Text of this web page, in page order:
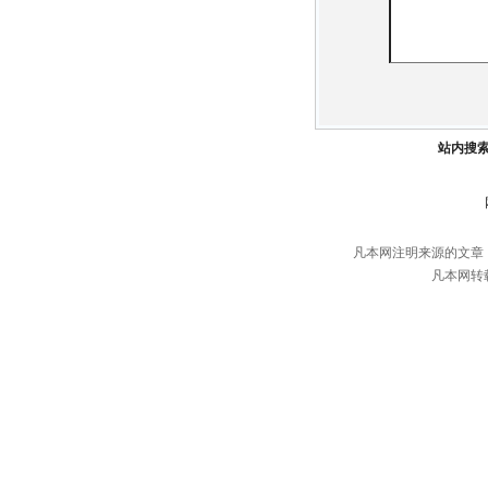
站内搜
凡本网注明来源的文
凡本网